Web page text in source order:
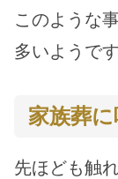
このような
多いようです
家族葬
先ほども触